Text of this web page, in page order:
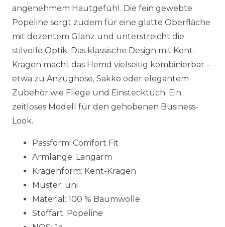
angenehmem Hautgefühl. Die fein gewebte
Popeline sorgt zudem für eine glatte Oberfläche
mit dezentem Glanz und unterstreicht die
stilvolle Optik. Das klassische Design mit Kent-
Kragen macht das Hemd vielseitig kombinierbar –
etwa zu Anzughose, Sakko oder elegantem
Zubehör wie Fliege und Einstecktuch. Ein
zeitloses Modell für den gehobenen Business-
Look.
Passform: Comfort Fit
Armlänge: Langarm
Kragenform: Kent-Kragen
Muster: uni
Material: 100 % Baumwolle
Stoffart: Popeline